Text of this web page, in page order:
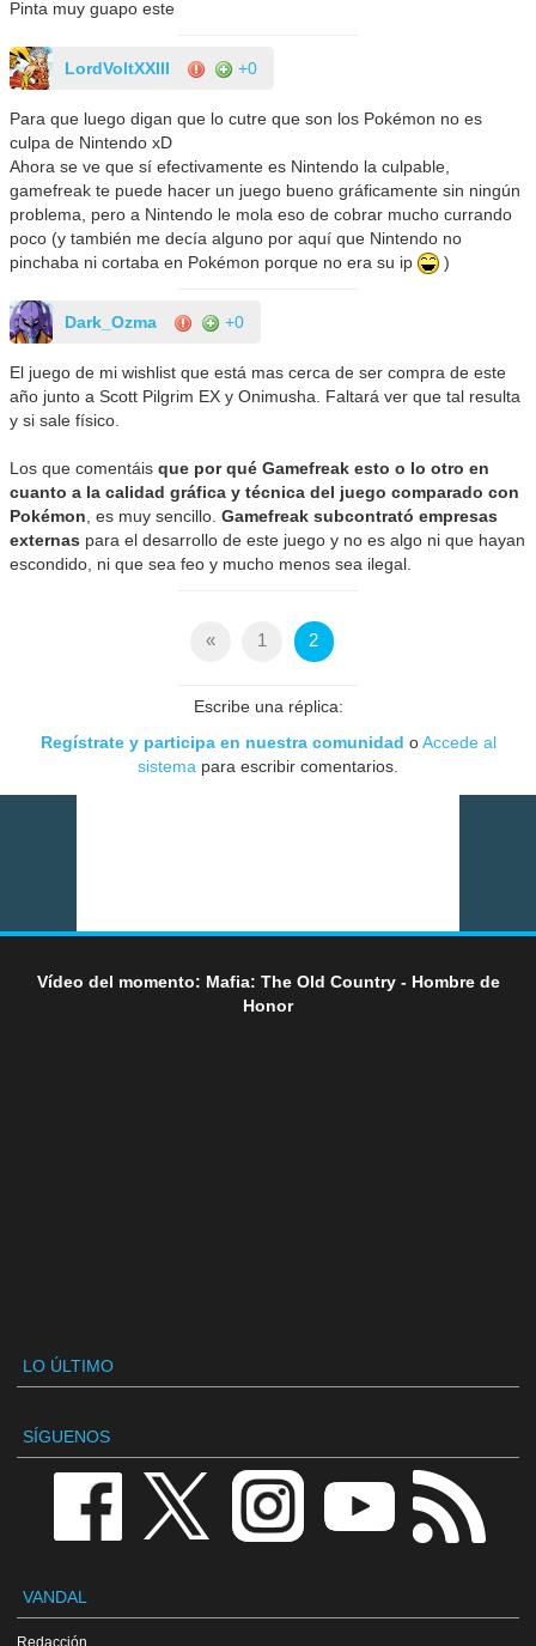
Pinta muy guapo este
LordVoltXXIII +0
Para que luego digan que lo cutre que son los Pokémon no es
culpa de Nintendo xD
Ahora se ve que sí efectivamente es Nintendo la culpable,
gamefreak te puede hacer un juego bueno gráficamente sin ningún
problema, pero a Nintendo le mola eso de cobrar mucho currando
poco (y también me decía alguno por aquí que Nintendo no
pinchaba ni cortaba en Pokémon porque no era su ip
)
Dark_Ozma +0
El juego de mi wishlist que está mas cerca de ser compra de este
año junto a Scott Pilgrim EX y Onimusha. Faltará ver que tal resulta
y si sale físico.
Los que comentáisque por qué Gamefreak esto o lo otro en
cuanto a la calidad gráfica y técnica del juego comparado con
Pokémon , es muy sencillo.Gamefreak subcontrató empresas
externas para el desarrollo de este juego y no es algo ni que hayan
escondido, ni que sea feo y mucho menos sea ilegal.
« 1 2
Escribe una réplica:
Regístrate y participa en nuestra comunidad oAccede al
sistema para escribir comentarios.
Vídeo del momento: Mafia: The Old Country - Hombre de
Honor
LO ÚLTIMO
SÍGUENOS
VANDAL
Redacción